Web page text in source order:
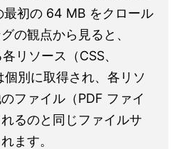
最初の 64 MB をクロール
の観点から見ると、
リソース（CSS、
別に取得され、各リソ
ファイル（PDF ファイ
るのと同じファイルサ
ます。